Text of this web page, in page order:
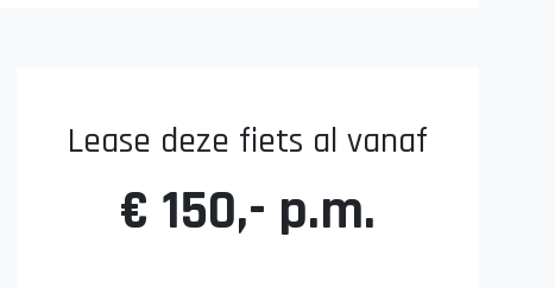
Lease deze fiets al vanaf
€ 150,- p.m.